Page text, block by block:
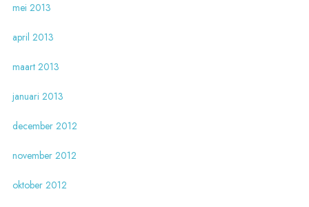
mei 2013
april 2013
maart 2013
januari 2013
december 2012
november 2012
oktober 2012